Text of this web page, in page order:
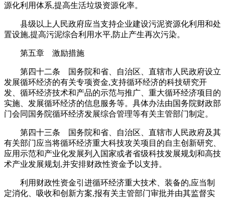
源化利用体系,提高生活垃圾资源化率。
县级以上人民政府应当支持企业建设污泥资源化利用和处
置设施,提高污泥综合利用水平,防止产生再次污染。
第五章 激励措施
第四十二条 国务院和省、自治区、直辖市人民政府设立
发展循环经济的有关专项资金,支持循环经济的科技研究开
发、循环经济技术和产品的示范与推广、重大循环经济项目的
实施、发展循环经济的信息服务等。具体办法由国务院财政部
门会同国务院循环经济发展综合管理等有关主管部门制定。
第四十三条 国务院和省、自治区、直辖市人民政府及其
有关部门应当将循环经济重大科技攻关项目的自主创新研究、
应用示范和产业化发展列入国家或者省级科技发展规划和高技
术产业发展规划,并安排财政性资金予以支持。
利用财政性资金引进循环经济重大技术、装备的,应当制
定消化、吸收和创新方案,报有关主管部门审批并由其监督实